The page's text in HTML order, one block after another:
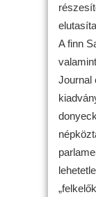
A finn
Journal